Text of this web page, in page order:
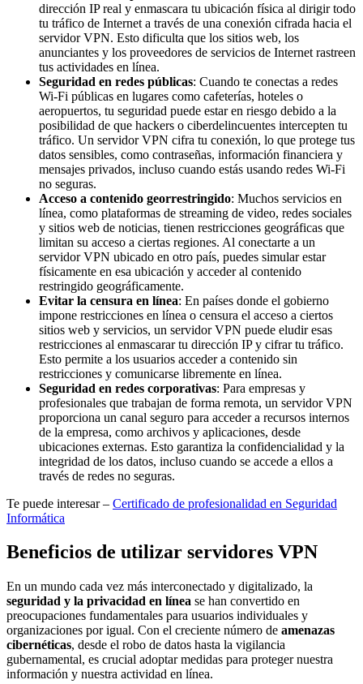
dirección IP real y enmascara tu ubicación física al dirigir todo
tu tráfico de Internet a través de una conexión cifrada hacia el
servidor VPN. Esto dificulta que los sitios web, los
anunciantes y los proveedores de servicios de Internet rastreen
tus actividades en línea.
Seguridad en redes públicas: Cuando te conectas a redes
Wi-Fi públicas en lugares como cafeterías, hoteles o
aeropuertos, tu seguridad puede estar en riesgo debido a la
posibilidad de que hackers o ciberdelincuentes intercepten tu
tráfico. Un servidor VPN cifra tu conexión, lo que protege tus
datos sensibles, como contraseñas, información financiera y
mensajes privados, incluso cuando estás usando redes Wi-Fi
no seguras.
Acceso a contenido georrestringido: Muchos servicios en
línea, como plataformas de streaming de video, redes sociales
y sitios web de noticias, tienen restricciones geográficas que
limitan su acceso a ciertas regiones. Al conectarte a un
servidor VPN ubicado en otro país, puedes simular estar
físicamente en esa ubicación y acceder al contenido
restringido geográficamente.
Evitar la censura en línea: En países donde el gobierno
impone restricciones en línea o censura el acceso a ciertos
sitios web y servicios, un servidor VPN puede eludir esas
restricciones al enmascarar tu dirección IP y cifrar tu tráfico.
Esto permite a los usuarios acceder a contenido sin
restricciones y comunicarse libremente en línea.
Seguridad en redes corporativas: Para empresas y
profesionales que trabajan de forma remota, un servidor VPN
proporciona un canal seguro para acceder a recursos internos
de la empresa, como archivos y aplicaciones, desde
ubicaciones externas. Esto garantiza la confidencialidad y la
integridad de los datos, incluso cuando se accede a ellos a
través de redes no seguras.
Te puede interesar – Certificado de profesionalidad en Seguridad
Informática
Beneficios de utilizar servidores VPN
En un mundo cada vez más interconectado y digitalizado, la
seguridad y la privacidad en línea se han convertido en
preocupaciones fundamentales para usuarios individuales y
organizaciones por igual. Con el creciente número de amenazas
cibernéticas, desde el robo de datos hasta la vigilancia
gubernamental, es crucial adoptar medidas para proteger nuestra
información y nuestra actividad en línea.